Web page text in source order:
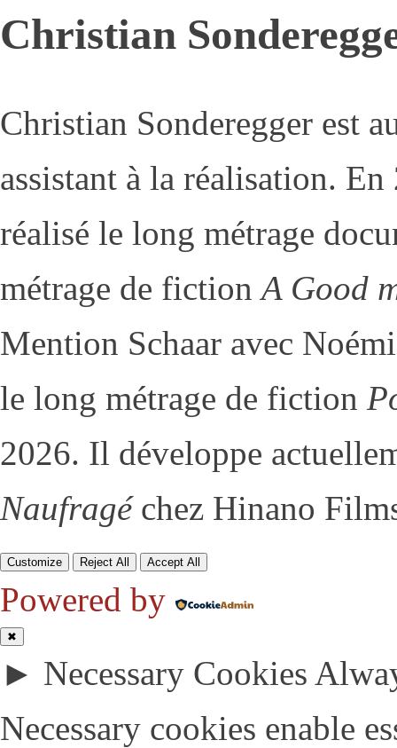
Christian
Christian Sonderegger est
assistant à la réalisation.
réalisé le long métrage
métrage de fictionA Good
Mention Schaar avec
le long métrage de fiction
2026. Il développe
Naufragéchez Hinano
Customize Reject All Accept All
Powered by
✖
► Necessary Cookies
Necessary cookies enable